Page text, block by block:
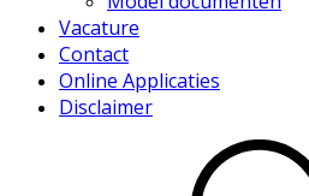
Vacature
Contact
Online Applicaties
Disclaimer